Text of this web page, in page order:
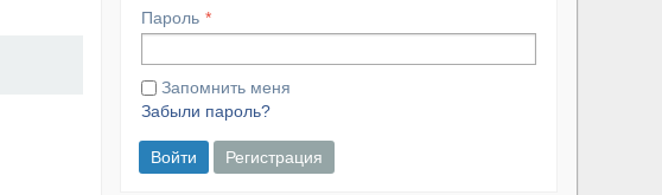
Пароль
Запомнить меня
Забыли пароль?
Войти Регистрация